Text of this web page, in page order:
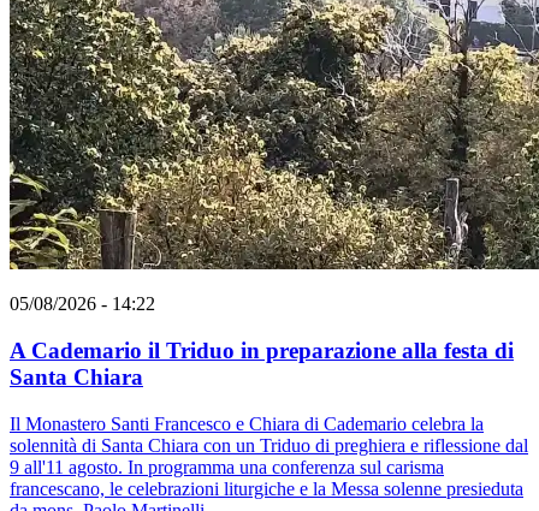
05/08/2026 - 14:22
A Cademario il Triduo in preparazione alla festa di
Santa Chiara
Il Monastero Santi Francesco e Chiara di Cademario celebra la
solennità di Santa Chiara con un Triduo di preghiera e riflessione dal
9 all'11 agosto. In programma una conferenza sul carisma
francescano, le celebrazioni liturgiche e la Messa solenne presieduta